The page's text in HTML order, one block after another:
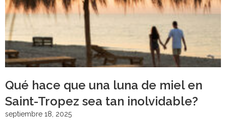
Qué hace que una luna de miel en
Saint-Tropez sea tan inolvidable?
septiembre 18, 2025